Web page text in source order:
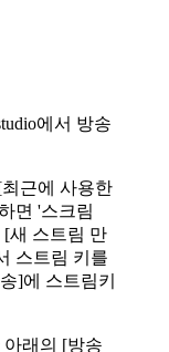
에서 방송
최근에 사용한
면 '스크림
[새 스트림 만
스트림 키를
]에 스트림키
아래의 [방송